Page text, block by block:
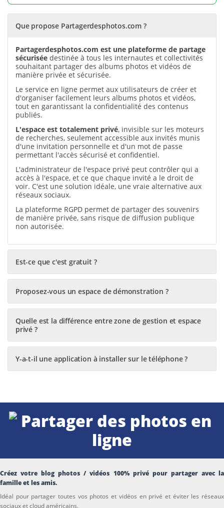
Que propose Partagerdesphotos.com ?
Partagerdesphotos.com est une plateforme de partage
sécurisée destinée à tous les internautes et collectivités
souhaitant partager des albums photos et vidéos de
manière privée et sécurisée.
Le service en ligne permet aux utilisateurs de créer et
d'organiser facilement leurs albums photos et vidéos,
tout en garantissant la confidentialité des contenus
publiés.
L'espace est totalement privé, invisible sur les moteurs
de recherches, seulement accessible aux invités munis
d'une invitation personnelle et d'un mot de passe
permettant l'accès sécurisé et confidentiel.
L'administrateur de l'espace privé peut contrôler qui a
accès à l'espace, et ce que chaque invité a le droit de
voir. C'est une solution idéale, une vraie alternative aux
réseaux sociaux.
La plateforme RGPD permet de partager des souvenirs
de manière privée, sans risque de diffusion publique
non autorisée.
Est-ce que c'est gratuit ?
Proposez-vous un espace de démonstration ?
Quelle est la différence entre zone de gestion et espace
privé ?
Y-a-t-il une application à installer sur le téléphone ?
Créez votre blog photos / vidéos 100% privé pour partager avec la
famille et les amis.
Idéal pour partager toutes vos photos et vidéos en privé et éviter les réseaux
sociaux et cloud américains.